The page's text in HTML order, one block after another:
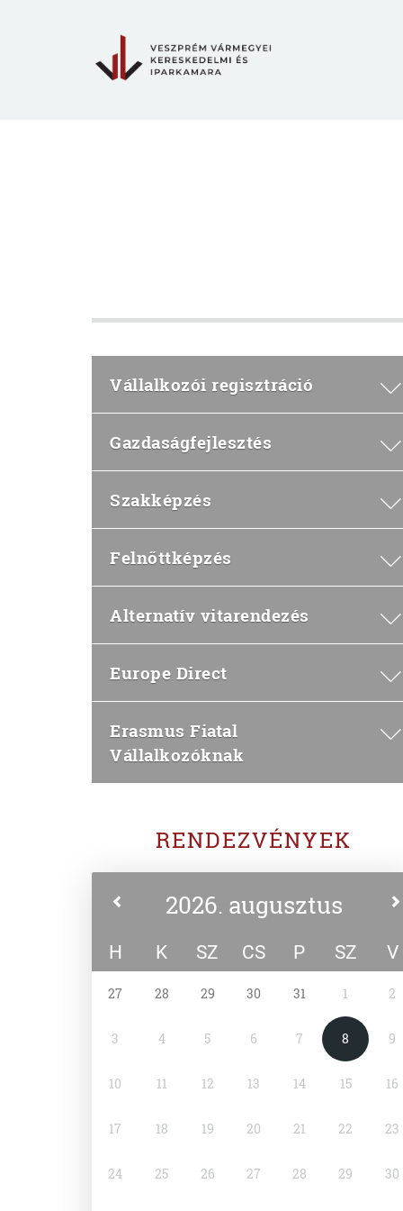
Vállalkozói regisztráció
Gazdaságfejlesztés
Szakképzés
Felnőttképzés
Alternatív vitarendezés
Europe Direct
Erasmus Fiatal
Vállalkozóknak
RENDEZVÉNYEK
2026. augusztus
H K SZ CS P SZ V
27 28 29 30 31 1 2
3 4 5 6 7 8 9
10 11 12 13 14 15 16
17 18 19 20 21 22 23
24 25 26 27 28 29 30